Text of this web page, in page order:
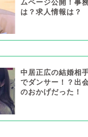
ムページ公開！事
は？求人情報は？
中居正広の結婚相
でダンサー！？出
のおかげだった！